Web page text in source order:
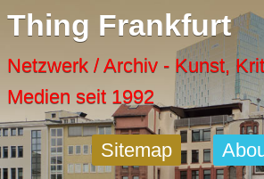
Thing Frankfurt
Netzwerk / Archiv - Kunst,
Medien seit 1992
Sitemap
Menu
Artspaces
Cool Places
Frankfurt Diary